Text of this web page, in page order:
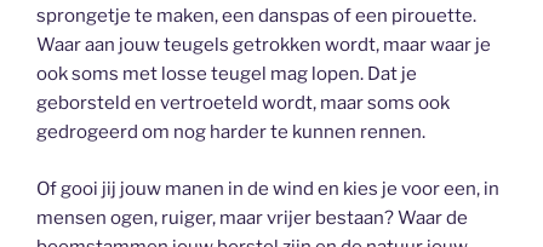
sprongetje te maken, een danspas of een pirouette.
Waar aan jouw teugels getrokken wordt, maar waar je
ook soms met losse teugel mag lopen. Dat je
geborsteld en vertroeteld wordt, maar soms ook
gedrogeerd om nog harder te kunnen rennen.
Of gooi jij jouw manen in de wind en kies je voor een, in
mensen ogen, ruiger, maar vrijer bestaan? Waar de